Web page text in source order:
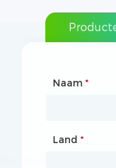
Naam *
Land *
Type
Officiële